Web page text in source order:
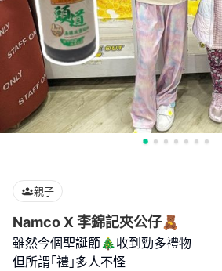
親子
Namco X 李錦記夾公仔🧸
雖然今個聖誕節🎄收到勁多禮物
但所謂｢禮｣多人不怪